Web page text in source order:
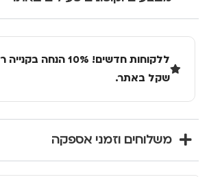
שקל באתר.
משלוחים וזמני אספקה